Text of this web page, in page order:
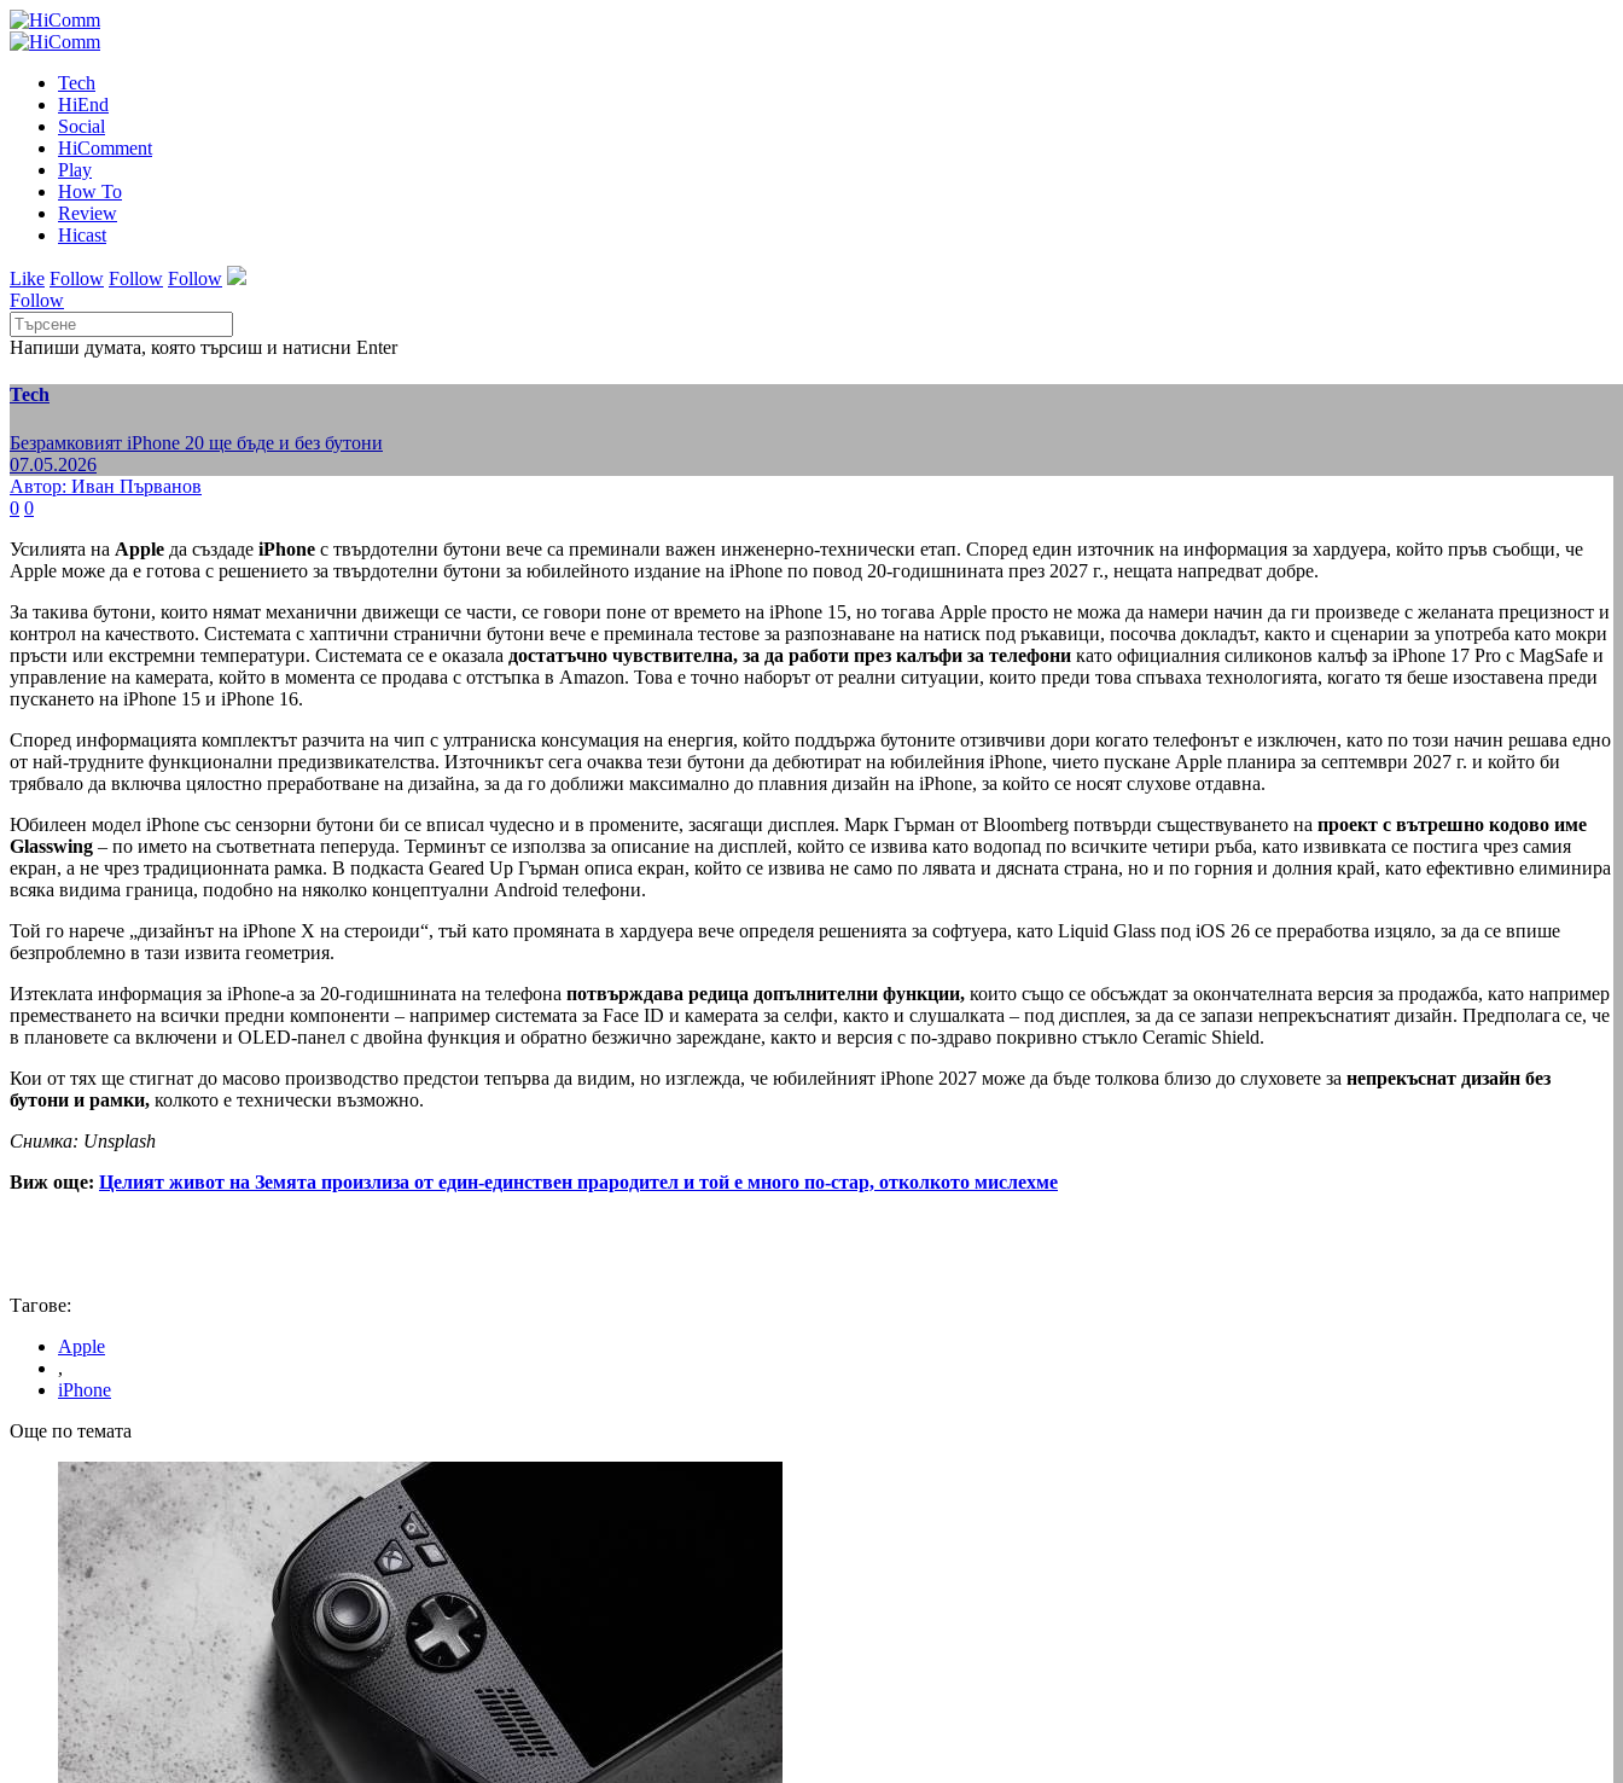
Tech
HiEnd
Social
HiComment
Play
How To
Review
Hicast
Like Follow Follow Follow
Follow
Напиши думата, която търсиш и натисни Enter
Tech
Безрамковият iPhone 20 ще бъде и без бутони
07.05.2026
Автор: Иван Първанов
0 0
Усилията на Apple да създаде iPhone с твърдотелни бутони вече са преминали важен инженерно-технически етап. Според един източник на информация за хардуера, който пръв съобщи, че
Apple може да е готова с решението за твърдотелни бутони за юбилейното издание на iPhone по повод 20-годишнината през 2027 г., нещата напредват добре.
За такива бутони, които нямат механични движещи се части, се говори поне от времето на iPhone 15, но тогава Apple просто не можа да намери начин да ги произведе с желаната прецизност и
контрол на качеството. Системата с хаптични странични бутони вече е преминала тестове за разпознаване на натиск под ръкавици, посочва докладът, както и сценарии за употреба като мокри
пръсти или екстремни температури. Системата се е оказала достатъчно чувствителна, за да работи през калъфи за телефони като официалния силиконов калъф за iPhone 17 Pro с MagSafe и
управление на камерата, който в момента се продава с отстъпка в Amazon. Това е точно наборът от реални ситуации, които преди това спъваха технологията, когато тя беше изоставена преди
пускането на iPhone 15 и iPhone 16.
Според информацията комплектът разчита на чип с ултраниска консумация на енергия, който поддържа бутоните отзивчиви дори когато телефонът е изключен, като по този начин решава едно
от най-трудните функционални предизвикателства. Източникът сега очаква тези бутони да дебютират на юбилейния iPhone, чието пускане Apple планира за септември 2027 г. и който би
трябвало да включва цялостно преработване на дизайна, за да го доближи максимално до плавния дизайн на iPhone, за който се носят слухове отдавна.
Юбилеен модел iPhone със сензорни бутони би се вписал чудесно и в промените, засягащи дисплея. Марк Гърман от Bloomberg потвърди съществуването на проект с вътрешно кодово име
Glasswing – по името на съответната пеперуда. Терминът се използва за описание на дисплей, който се извива като водопад по всичките четири ръба, като извивката се постига чрез самия
екран, а не чрез традиционната рамка. В подкаста Geared Up Гърман описа екран, който се извива не само по лявата и дясната страна, но и по горния и долния край, като ефективно елиминира
всяка видима граница, подобно на няколко концептуални Android телефони.
Той го нарече „дизайнът на iPhone X на стероиди“, тъй като промяната в хардуера вече определя решенията за софтуера, като Liquid Glass под iOS 26 се преработва изцяло, за да се впише
безпроблемно в тази извита геометрия.
Изтеклата информация за iPhone-а за 20-годишнината на телефона потвърждава редица допълнителни функции, които също се обсъждат за окончателната версия за продажба, като например
преместването на всички предни компоненти – например системата за Face ID и камерата за селфи, както и слушалката – под дисплея, за да се запази непрекъснатият дизайн. Предполага се, че
в плановете са включени и OLED-панел с двойна функция и обратно безжично зареждане, както и версия с по-здраво покривно стъкло Ceramic Shield.
Кои от тях ще стигнат до масово производство предстои тепърва да видим, но изглежда, че юбилейният iPhone 2027 може да бъде толкова близо до слуховете за непрекъснат дизайн без
бутони и рамки, колкото е технически възможно.
Снимка: Unsplash
Виж още: Целият живот на Земята произлиза от един-единствен прародител и той е много по-стар, отколкото мислехме
Тагове:
Apple
,
iPhone
Още по темата